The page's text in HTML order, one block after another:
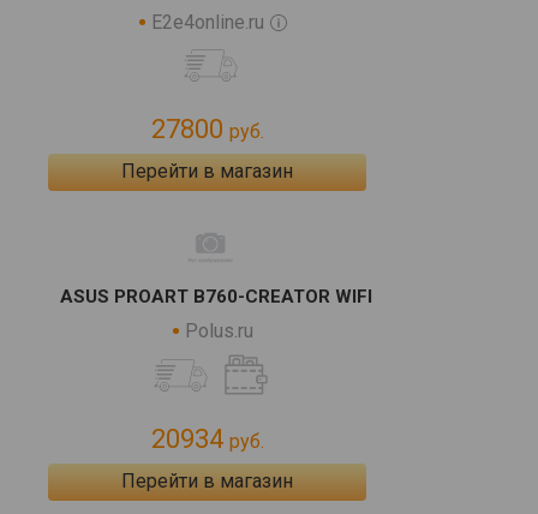
E2e4online.ru
27800 руб.
Перейти в магазин
ASUS PROART B760-CREATOR WIFI
Polus.ru
20934 руб.
Перейти в магазин